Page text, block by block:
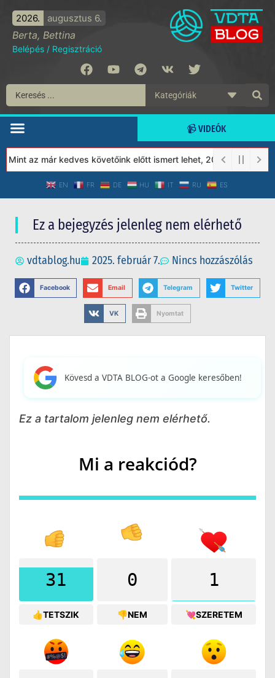
2026. augusztus 6.
Berta, Bettina
Belépés / Regisztráció
📹 VIDEÓK
az már kedves követőink előtt ismert lehet, 2023-tól a
EN FR DE HU IT RU ES
Ez a bejegyzés jelenleg nem elérhető
vdtablog.hu 2025. február 7. Nincs hozzászólás
Facebook Email Telegram Twitter
VK Nyomtat
Kövesd a VDTA BLOG-ot a Google keresőben!
Ez a tartalom jelenleg nem elérhető.
Mi a reakciód?
31
👍TETSZIK
0
👎NEM
1
💘SZERETEM